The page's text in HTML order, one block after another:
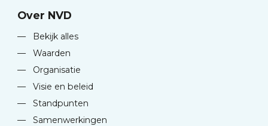
Over NVD
—
Bekijk alles
—
Waarden
—
Organisatie
—
Visie en beleid
—
Standpunten
—
Samenwerkingen